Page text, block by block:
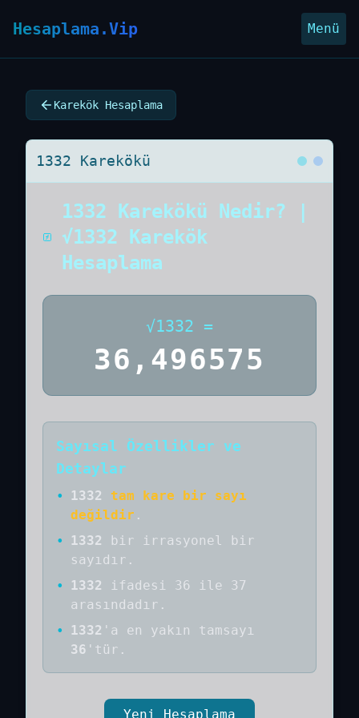
Hesaplama.Vip Menü
Karekök Hesaplama
1332 Karekökü
1332 Karekökü Nedir? |
√1332 Karekök
Hesaplama
√1332 =
36,496575
Sayısal Özellikler ve
Detaylar
• 1332
tam kare bir sayı
değildir .
•
1332 bir
irrasyonel bir
sayıdır .
•
1332
ifadesi 36 ile 37
arasındadır.
•
1332 'a en yakın tamsayı
36 'tür.
Yeni Hesaplama